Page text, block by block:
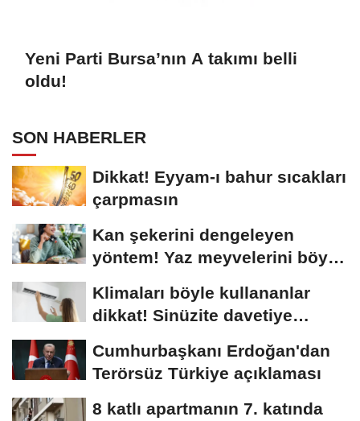
Yeni Parti Bursa’nın A takımı belli
oldu!
SON HABERLER
Dikkat! Eyyam-ı bahur sıcakları
çarpmasın
Kan şekerini dengeleyen
yöntem! Yaz meyvelerini böyle
Klimaları böyle kullananlar
dikkat! Sinüzite davetiye
Cumhurbaşkanı Erdoğan'dan
Terörsüz Türkiye açıklaması
8 katlı apartmanın 7. katında